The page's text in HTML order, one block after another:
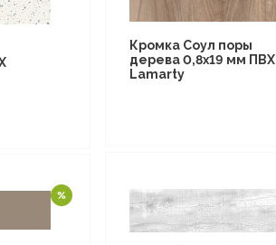
Кромка Соул поры
дерева 0,8х19 мм ПВХ
Lamarty